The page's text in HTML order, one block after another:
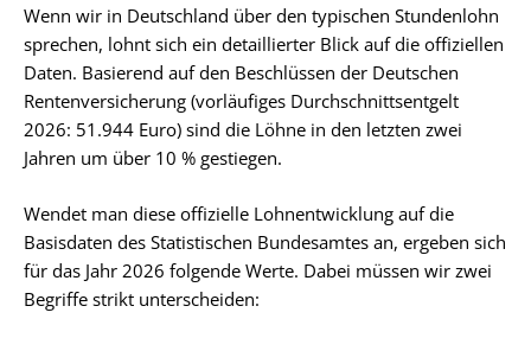
Wenn wir in Deutschland über den typischen Stundenlohn
sprechen, lohnt sich ein detaillierter Blick auf die offiziellen
Daten. Basierend auf den Beschlüssen der Deutschen
Rentenversicherung (vorläufiges Durchschnittsentgelt
2026: 51.944 Euro) sind die Löhne in den letzten zwei
Jahren um über 10 % gestiegen.
Wendet man diese offizielle Lohnentwicklung auf die
Basisdaten des Statistischen Bundesamtes an, ergeben sich
für das Jahr 2026 folgende Werte. Dabei müssen wir zwei
Begriffe strikt unterscheiden: